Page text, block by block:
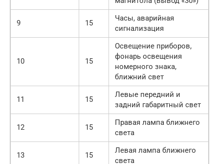
9 15
Часы, аварийная
сигнализация
10 15
Освещение приборов,
фонарь освещения
номерного знака,
ближний свет
11 15
Левые передний и
задний габаритный свет
12 15
Правая лампа ближнего
света
13 15
Левая лампа ближнего
света